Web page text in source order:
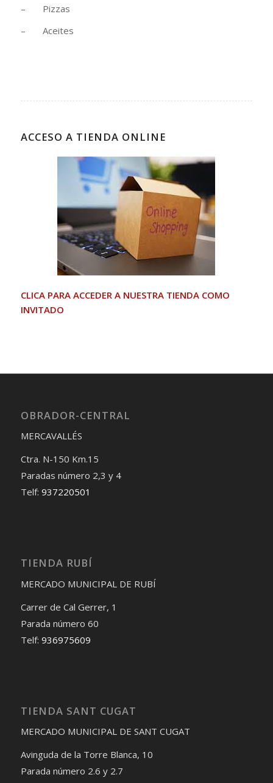
– Pizzas
– Aceites
ACCESO A TIENDA ONLINE
CLICA PARA ACCEDER A NUESTRA TIENDA COMO
INVITADO
OBRADOR-CENTRAL
MERCAVALLÉS
Ctra. N-150 Km.15
Paradas número 2,3 y 4
Telf: 937220501
TIENDA RUBÍ
MERCADO MUNICIPAL DE RUBÍ
Carrer de Cal Gerrer, 1
Parada número 60
Telf: 936975609
TIENDA SANT CUGAT
MERCADO MUNICIPAL DE SANT CUGAT
Avinguda de la Torre Blanca, 10
Parada número 2.6 y 2.7